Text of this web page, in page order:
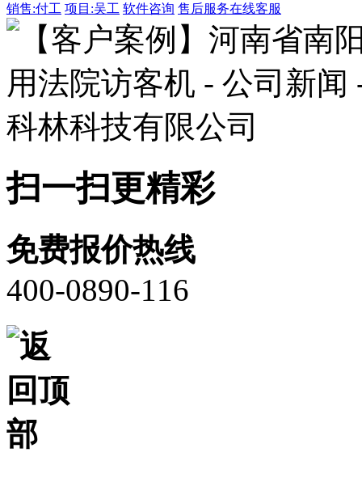
销售:付工 项目:吴工 软件咨询 售后服务在线客服
扫一扫更精彩
免费报价热线
400-0890-116